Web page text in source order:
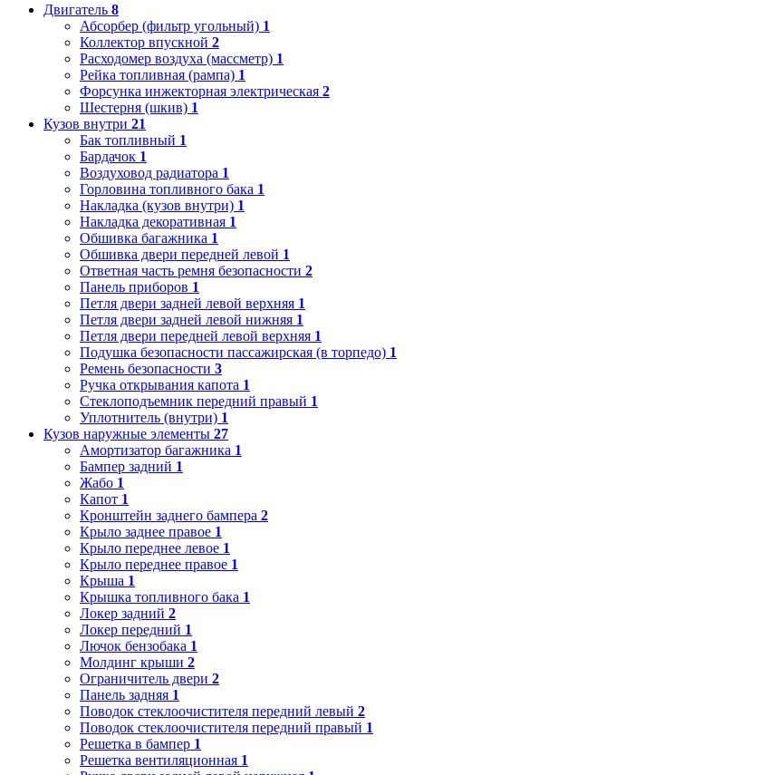
Двигатель 8
Абсорбер (фильтр угольный) 1
Коллектор впускной 2
Расходомер воздуха (массметр) 1
Рейка топливная (рампа) 1
Форсунка инжекторная электрическая 2
Шестерня (шкив) 1
Кузов внутри 21
Бак топливный 1
Бардачок 1
Воздуховод радиатора 1
Горловина топливного бака 1
Накладка (кузов внутри) 1
Накладка декоративная 1
Обшивка багажника 1
Обшивка двери передней левой 1
Ответная часть ремня безопасности 2
Панель приборов 1
Петля двери задней левой верхняя 1
Петля двери задней левой нижняя 1
Петля двери передней левой верхняя 1
Подушка безопасности пассажирская (в торпедо) 1
Ремень безопасности 3
Ручка открывания капота 1
Стеклоподъемник передний правый 1
Уплотнитель (внутри) 1
Кузов наружные элементы 27
Амортизатор багажника 1
Бампер задний 1
Жабо 1
Капот 1
Кронштейн заднего бампера 2
Крыло заднее правое 1
Крыло переднее левое 1
Крыло переднее правое 1
Крыша 1
Крышка топливного бака 1
Локер задний 2
Локер передний 1
Лючок бензобака 1
Молдинг крыши 2
Ограничитель двери 2
Панель задняя 1
Поводок стеклоочистителя передний левый 2
Поводок стеклоочистителя передний правый 1
Решетка в бампер 1
Решетка вентиляционная 1